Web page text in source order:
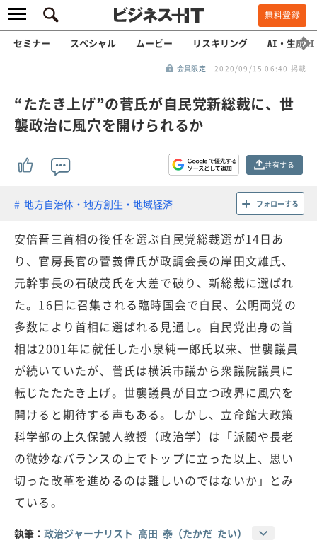
無料登録
セミナー スペシャル ムービー リスキリング AI・生成AI
会員限定 2020/09/15 06:40 掲載
“たたき上げ”の菅氏が自民党新総裁に、世
襲政治に風穴を開けられるか
共有する
地方自治体・地方創生・地域経済 フォローする
安倍晋三首相の後任を選ぶ自民党総裁選が14日あ
り、官房長官の菅義偉氏が政調会長の岸田文雄氏、
元幹事長の石破茂氏を大差で破り、新総裁に選ばれ
た。16日に召集される臨時国会で自民、公明両党の
多数により首相に選ばれる見通し。自民党出身の首
相は2001年に就任した小泉純一郎氏以来、世襲議員
が続いていたが、菅氏は横浜市議から衆議院議員に
転じたたたき上げ。世襲議員が目立つ政界に風穴を
開けると期待する声もある。しかし、立命館大政策
科学部の上久保誠人教授（政治学）は「派閥や長老
の微妙なバランスの上でトップに立った以上、思い
切った改革を進めるのは難しいのではないか」とみ
ている。
執筆： 政治ジャーナリスト 高田 泰（たかだ たい）